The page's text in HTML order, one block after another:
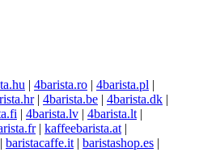
| 4barista.ro | 4barista.pl |
| 4barista.be | 4barista.dk |
| 4barista.lv | 4barista.lt |
| kaffeebarista.at |
| baristacaffe.it | baristashop.es |